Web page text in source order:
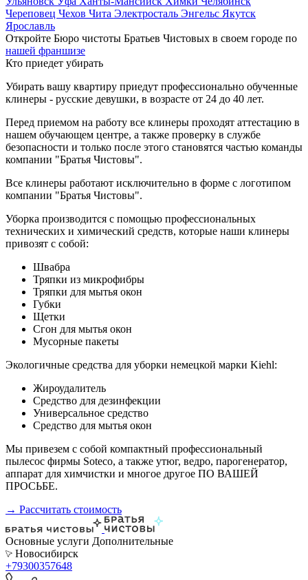
Череповец Чехов Чита Электросталь Энгельс Якутск
Ярославль
Откройте Бюро чистоты Братьев Чистовых в своем городе по
нашей франшизе
Кто приедет убирать
Убирать вашу квартиру приедут профессионально обученные
клинеры - русские девушки, в возрасте от 24 до 40 лет.
Перед приемом на работу все клинеры проходят аттестацию в
нашем обучающем центре, а также проверку в службе
безопасности и только после этого становятся частью команды
компании "Братья Чистовы".
Все клинеры работают исключительно в форме с логотипом
компании "Братья Чистовы".
Уборка производится с помощью профессиональных
технических и химический средств, которые наши клинеры
привозят с собой:
Швабра
Тряпки из микрофибры
Тряпки для мытья окон
Губки
Щетки
Сгон для мытья окон
Мусорные пакеты
Экологичные средства для уборки немецкой марки Kiehl:
Жироудалитель
Средство для дезинфекции
Универсальное средство
Средство для мытья окон
Мы привезем с собой компактный профессиональный
пылесос фирмы Soteco, а также утюг, ведро, парогенератор,
аппарат для химчистки и многое другое ПО ВАШЕЙ
ПРОСЬБЕ.
→ Рассчитать стоимость
Основные услуги Дополнительные
Новосибирск
+79300357648